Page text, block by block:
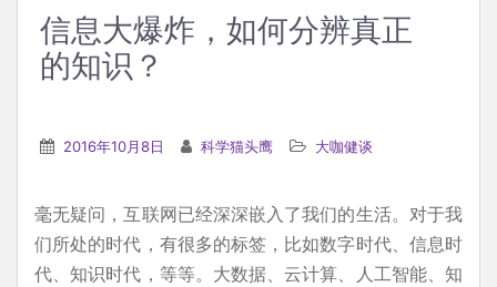
信息大爆炸，如何分辨真正
的知识？
2016年10月8日 科学猫头鹰 大咖健谈
毫无疑问，互联网已经深深嵌入了我们的生活。对于我
们所处的时代，有很多的标签，比如数字时代、信息时
代、知识时代，等等。大数据、云计算、人工智能、知